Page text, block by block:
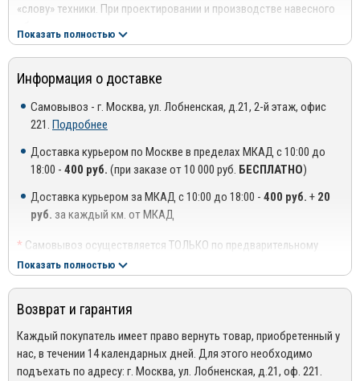
«слову» техники. При проектировании и производстве навесного
технологические решения.
Профессионализм, опыт и компетентность специалистов
компании в сочетании с применением высококачественных
материалов позволяет создавать качественные изделия,
отвечающие международным стандартам и нормам. Благодаря
отношения с ведущими автосалонами столицы и регионов.
Эстетичность – изделия создаются с учетом современных
Прочность – нержавеющая сталь высшего класса способна
выдерживать значительные механические и
Износостойкость – аксессуары не боятся воздействия
щелочей, кислот и реагентов, которые используются в зимний
период;
Показать полностью
Информация о доставке
Самовывоз - г. Москва, ул. Лобненская, д.21, 2-й этаж, офис
221. Подробнее
Доставка курьером по Москве в пределах МКАД с 10:00 до
18:00 - 400 руб. (при заказе от 10 000 руб. БЕСПЛАТНО)
Доставка курьером за МКАД с 10:00 до 18:00 - 400 руб. + 20
руб. за каждый км. от МКАД
* Самовывоз осуществляется ТОЛЬКО по предварительному
согласованию с менеджером!
проходная ТЦ или БЦ).
***Доставка до квартиры/офиса платная: + 100 руб. за заказ
весом до 10 кг., +200 руб. за заказ весом свыше 10 кг.
РЕГИОНАЛЬНАЯ ДОСТАВКА ПО РОССИИ, БЕЛАРУСИИ И
Показать полностью
Возврат и гарантия
Каждый покупатель имеет право вернуть товар, приобретенный у
нас, в течении 14 календарных дней. Для этого необходимо
подъехать по адресу: г. Москва, ул. Лобненская, д.21, оф. 221.